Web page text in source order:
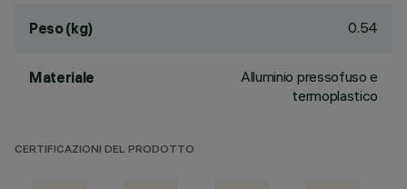
Peso (kg) 0.54
Materiale
Alluminio pressofuso e
termoplastico
CERTIFICAZIONI DEL PRODOTTO